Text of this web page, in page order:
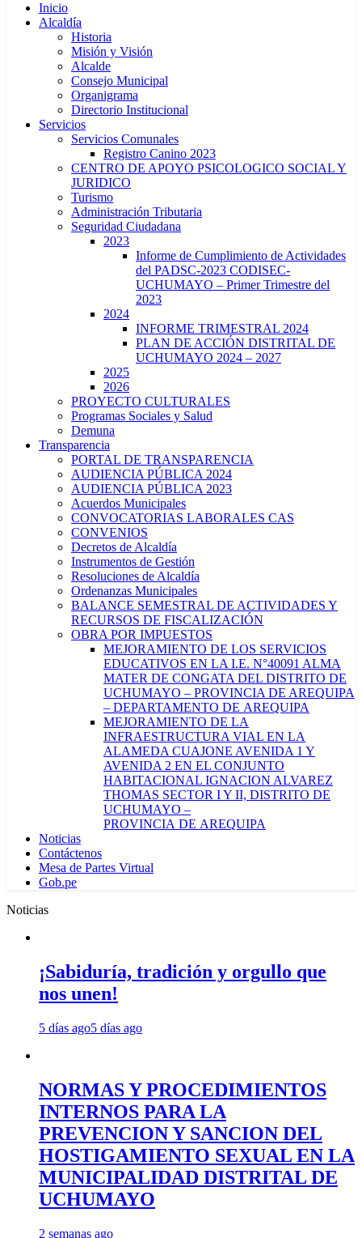
Inicio
Alcaldía
Historia
Misión y Visión
Alcalde
Consejo Municipal
Organigrama
Directorio Institucional
Servicios
Servicios Comunales
Registro Canino 2023
CENTRO DE APOYO PSICOLOGICO SOCIAL Y
JURIDICO
Turismo
Administración Tributaria
Seguridad Ciudadana
2023
Informe de Cumplimiento de Actividades
del PADSC-2023 CODISEC-
UCHUMAYO – Primer Trimestre del
2023
2024
INFORME TRIMESTRAL 2024
PLAN DE ACCIÓN DISTRITAL DE
UCHUMAYO 2024 – 2027
2025
2026
PROYECTO CULTURALES
Programas Sociales y Salud
Demuna
Transparencia
PORTAL DE TRANSPARENCIA
AUDIENCIA PÚBLICA 2024
AUDIENCIA PÚBLICA 2023
Acuerdos Municipales
CONVOCATORIAS LABORALES CAS
CONVENIOS
Decretos de Alcaldía
Instrumentos de Gestión
Resoluciones de Alcaldía
Ordenanzas Municipales
BALANCE SEMESTRAL DE ACTIVIDADES Y
RECURSOS DE FISCALIZACIÓN
OBRA POR IMPUESTOS
MEJORAMIENTO DE LOS SERVICIOS
EDUCATIVOS EN LA I.E. N°40091 ALMA
MATER DE CONGATA DEL DISTRITO DE
UCHUMAYO – PROVINCIA DE AREQUIPA
– DEPARTAMENTO DE AREQUIPA
MEJORAMIENTO DE LA
INFRAESTRUCTURA VIAL EN LA
ALAMEDA CUAJONE AVENIDA 1 Y
AVENIDA 2 EN EL CONJUNTO
HABITACIONAL IGNACION ALVAREZ
THOMAS SECTOR I Y II, DISTRITO DE
UCHUMAYO –
PROVINCIA DE AREQUIPA
Noticias
Contáctenos
Mesa de Partes Virtual
Gob.pe
Noticias
¡Sabiduría, tradición y orgullo que
nos unen!
5 días ago5 días ago
NORMAS Y PROCEDIMIENTOS
INTERNOS PARA LA
PREVENCION Y SANCION DEL
HOSTIGAMIENTO SEXUAL EN LA
MUNICIPALIDAD DISTRITAL DE
UCHUMAYO
2 semanas ago